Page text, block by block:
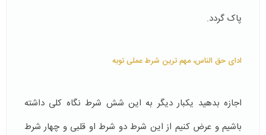
پاک گردد.
ادای حق الناس، مهم ترین شرط عملی توبه
اجازه بدهید یکبار دیگر به این شش شرط نگاه کلی داشته
باشیم و عرض کنیم از این شرط دو شرط او قلبی و چهار شرط